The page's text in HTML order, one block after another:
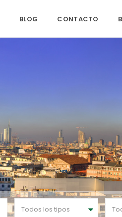
BLOG CONTACTO
Todos los tipos